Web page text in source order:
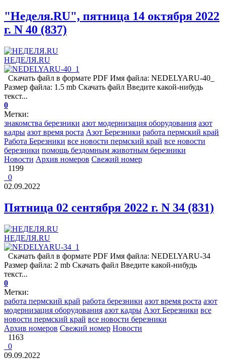
"Неделя.RU", пятница 14 октября 2022
г. N 40 (837)
НЕДЕЛЯ.RU
Скачать файл в формате PDF Имя файла: NEDELYARU-40_
Размер файла: 1.5 mb Скачать файл Введите какой-нибудь
текст...
0
Метки:
знакомства березники азот модернизация оборудования азот
кадры азот время роста Азот Березники работа пермский край
Работа Березники все новости пермский край все новости
березники помощь бездомным животным березники
Новости Архив номеров Свежий номер
1199
0
02.09.2022
Пятница 02 сентября 2022 г. N 34 (831)
НЕДЕЛЯ.RU
Скачать файл в формате PDF Имя файла: NEDELYARU-34
Размер файла: 2 mb Скачать файл Введите какой-нибудь
текст...
0
Метки:
работа пермский край работа березники азот время роста азот
модернизация оборудования азот кадры Азот Березники все
новости пермский край все новости березники
Архив номеров Свежий номер Новости
1163
0
09.09.2022